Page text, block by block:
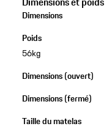
Dimensions
Poids
56kg
Dimensions (ouvert)
Dimensions (fermé)
Taille du matelas